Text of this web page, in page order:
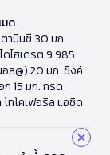
ด
ามินซี 30 มก.
ไฮเดรต 9.985
ล@) 20 มก. ซิงค์
15 มก. กรด
ทโคเฟอริล แอซิด